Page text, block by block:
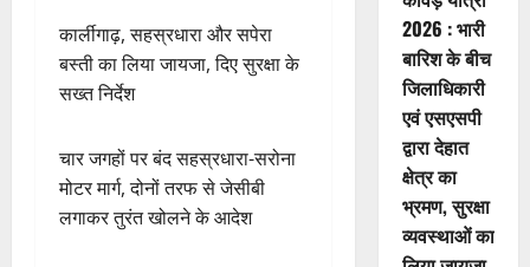
कार्लीगाढ़, सहस्रधारा और सपेरा
बस्ती का लिया जायजा, दिए सुरक्षा के
सख्त निर्देश
चार जगहों पर बंद सहस्रधारा-सरोना
मोटर मार्ग, दोनों तरफ से जेसीबी
लगाकर तुरंत खोलने के आदेश
2026 : भारी
बारिश के बीच
जिलाधिकारी
एवं एसएसपी
द्वारा देहात
क्षेत्र का
भ्रमण, सुरक्षा
व्यवस्थाओं का